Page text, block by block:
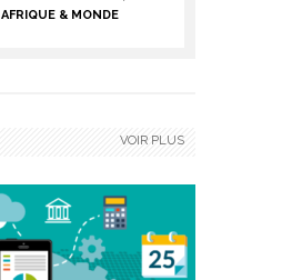
AFRIQUE & MONDE
VOIR PLUS